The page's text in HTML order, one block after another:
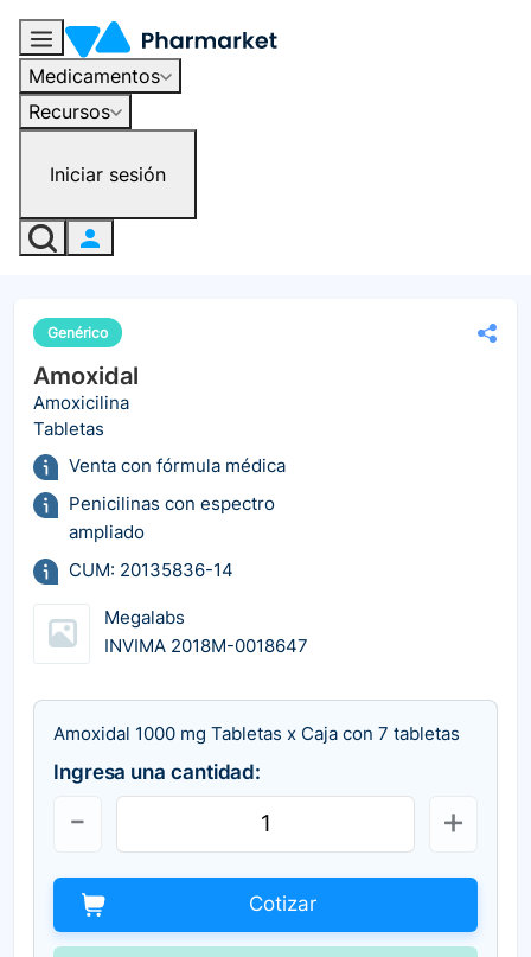
Medicamentos
Recursos
Iniciar sesión
Genérico
Amoxidal
Amoxicilina
Tabletas
Venta con fórmula médica
Penicilinas con espectro
ampliado
CUM: 20135836-14
Megalabs
INVIMA 2018M-0018647
Amoxidal 1000 mg Tabletas x Caja con 7 tabletas
Ingresa una cantidad:
Cotizar